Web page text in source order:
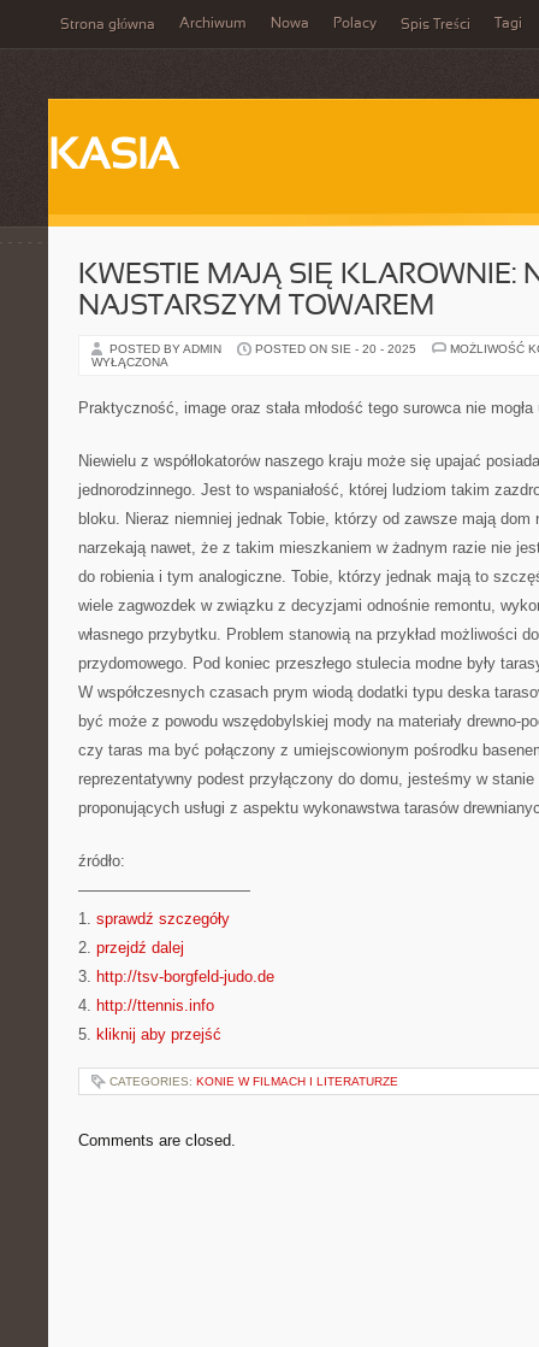
Strona główna Archiwum Nowa Polacy Spis Treści Tagi
KASIA
KWESTIE MAJĄ SIĘ KLAROWNIE:
NAJSTARSZYM TOWAREM
POSTED BY ADMIN POSTED ON SIE - 20 - 2025
MOŻLIWOŚĆ
WYŁĄCZONA
Praktyczność, image oraz stała młodość tego surowca nie
Niewielu z współlokatorów naszego kraju może się upajać
jednorodzinnego. Jest to wspaniałość, której ludziom takim
bloku. Nieraz niemniej jednak Tobie, którzy od zawsze mają dom
narzekają nawet, że z takim mieszkaniem w żadnym razie nie
do robienia i tym analogiczne. Tobie, którzy jednak mają to
wiele zagwozdek w związku z decyzjami odnośnie remontu,
własnego przybytku. Problem stanowią na przykład możliwości
przydomowego. Pod koniec przeszłego stulecia modne były
W współczesnych czasach prym wiodą dodatki typu deska
być może z powodu wszędobylskiej mody na materiały drewno-
czy taras ma być połączony z umiejscowionym pośrodku
reprezentatywny podest przyłączony do domu, jesteśmy w
proponujących usługi z aspektu wykonawstwa tarasów
źródło:
———————————
1. sprawdź szczegóły
2. przejdź dalej
3. http://tsv-borgfeld-judo.de
4. http://ttennis.info
5. kliknij aby przejść
CATEGORIES: KONIE W FILMACH I LITERATURZE
Comments are closed.